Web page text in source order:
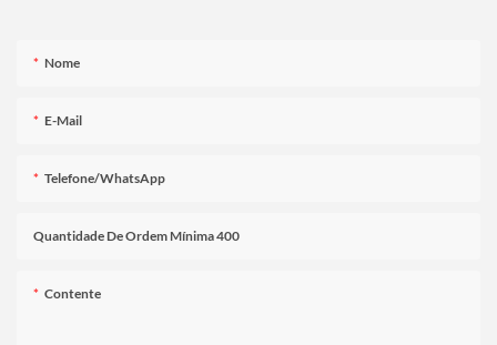
Nome
E-Mail
Telefone/WhatsApp
Quantidade De Ordem Mínima 400
Contente